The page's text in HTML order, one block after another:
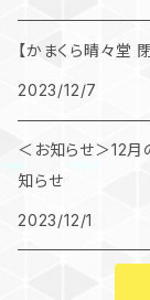
【かまくら晴々堂
2023/12/7
＜お知らせ＞12
知らせ
2023/12/1